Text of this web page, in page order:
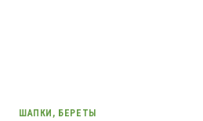
ШАПКИ, БЕРЕТЫ